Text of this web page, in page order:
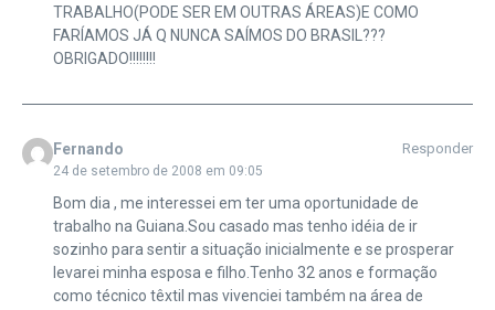
TRABALHO(PODE SER EM OUTRAS ÁREAS)E COMO
FARÍAMOS JÁ Q NUNCA SAÍMOS DO BRASIL???
OBRIGADO!!!!!!!!
Fernando
24 de setembro de 2008 em 09:05
Responder
Bom dia , me interessei em ter uma oportunidade de
trabalho na Guiana.Sou casado mas tenho idéia de ir
sozinho para sentir a situação inicialmente e se prosperar
levarei minha esposa e filho.Tenho 32 anos e formação
como técnico têxtil mas vivenciei também na área de